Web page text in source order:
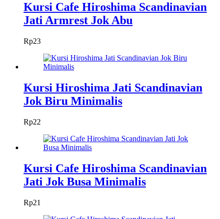
Kursi Cafe Hiroshima Scandinavian
Jati Armrest Jok Abu
Rp23
Kursi Hiroshima Jati Scandinavian
Jok Biru Minimalis
Rp22
Kursi Cafe Hiroshima Scandinavian
Jati Jok Busa Minimalis
Rp21